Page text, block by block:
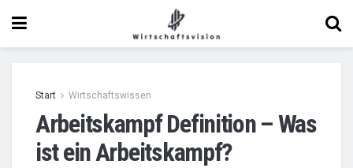
Start Wirtschaftswissen
Arbeitskampf Definition – Was
ist ein Arbeitskampf?